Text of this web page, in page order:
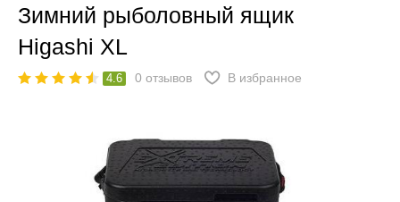
Зимний рыболовный ящик
Higashi XL
4.6 0 отзывов В избранное